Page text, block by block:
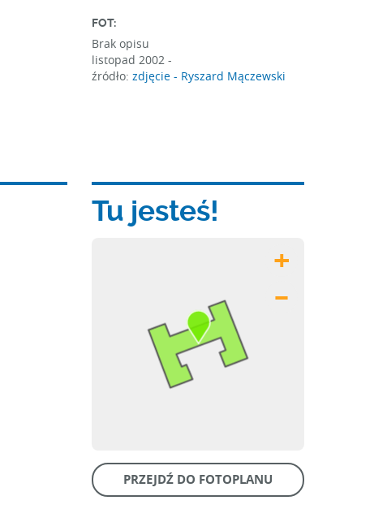
FOT:
Brak opisu
listopad 2002 -
źródło: zdjęcie - Ryszard Mączewski
Tu jesteś!
+
–
PRZEJDŹ DO FOTOPLANU